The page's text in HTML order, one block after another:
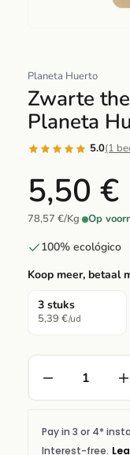
multimedia
1
en
una
ventana
modal
Planeta Huerto
Zwarte
Planeta
5.0(1
5,50 €
78,57 €/Kg· Op
100% ecológico
Koop meer, betaal
3 stuks
5,39 €/ud